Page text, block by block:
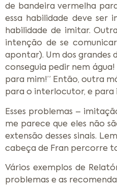
de bandeira vermelha
essa habilidade deve
habilidade de imitar.
intenção de se
apontar). Um dos
conseguia pedir nem
para mim!” Então, outra
para o interlocutor, e para
Esses problemas –
me parece que eles não
extensão desses sinais.
cabeça de Fran percorre
Vários exemplos de
problemas e as